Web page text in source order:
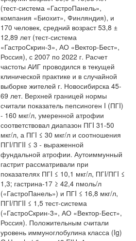
(тест-система «ГастроПанель»,
компания «Биохит», Финляндия), и
170 человек, средний возраст 53,8 ±
12,89 лет (тест-система
«ГастроСкрин-3», АО «Вектор-Бест»,
Россия), с 2007 по 2022 г. Расчет
частоты АИГ проводился в текущей
клинической практике и в случайной
выборке жителей г. Новосибирска 45-
69 лет. Верхней границей нормы
считали показатель пепсиноген I (ПГI)
- 160 мкг/л, умеренной атрофии
соответствовал диапазон ПГI 31-50
мкг/л, а ПГI ≤ 30 мкг/л и соотношения
ПГI/ПГII ≤ 3 - выраженной
фундальной атрофии. Аутоиммунный
гастрит рассматривали при
показателях ПГI ≤ 10,1 мкг/л, ПГI/ПГI ≤
1,3; гастрина-17 ≥ 42,4 пмоль/л
(«ГастроПанель») и ПГI ≤ 16,8 мкг/л,
ПГI/ПГII ≤ 1,5 тест-система
(«ГастроСкрин-3», АО «Вектор-Бест»,
Россия). Положительным считали
уровень иммуноглобулина класса (Ig)